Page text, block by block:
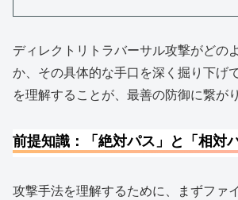
ディレクトリトラバーサル攻撃がどの
か、その具体的な手口を深く掘り下げ
を理解することが、最善の防御に繋が
前提知識：「絶対パス」と「相対
攻撃手法を理解するために、まずファ